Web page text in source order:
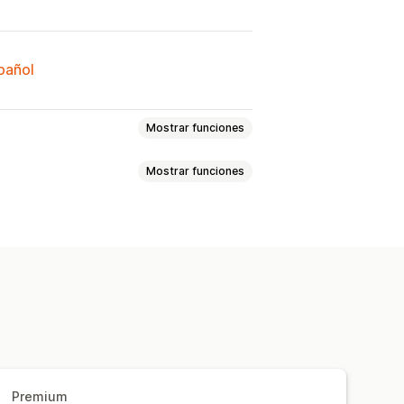
Mostrar funciones
Mostrar funciones
Premium